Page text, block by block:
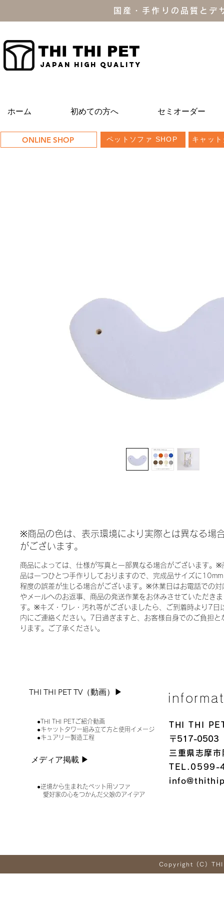
国産・手作りの品質と
THI THI PET
JAPAN high quality
ホーム 初めての方へ セミオーダー
ONLINE SHOP ペットソファ SHOP キャッ
※商品の色は、表示環境により実際とは異なる場
がございます。
商品によっては、仕様が写真と一部異なる場合がございます。※
品は一つひとつ手作りしておりますので、完成品サイズに10mm
程度の誤差が生じる場合がございます。※休業日はお電話での対
やメールへのお返事、商品の発送作業をお休みさせていただきま
す。※キズ・ワレ・汚れ等がございましたら、ご到着時より7日
内にご連絡ください。7日過ぎますと、お客様自身でのご負担と
ります。ご了承ください。
THI THI PET TV（動画）▶︎
●THI THI PETご紹介動画
●キャットタワー組み立て方と使用イメージ
●キュアリー製造工程
メディア掲載 ▶︎
●逆境から生まれたペット用ソファ
愛好家の心をつかんだ父娘のアイデア
THI THI
〒517-0503
三重県志摩
TEL.0599-
Copyright (C)